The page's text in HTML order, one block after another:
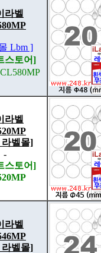
라벨
Lbm ]
스토어]
라벨
벨몰]
-
스토어]
라벨
벨몰]